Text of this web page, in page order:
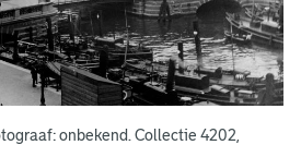
onbekend. Collectie 4202,